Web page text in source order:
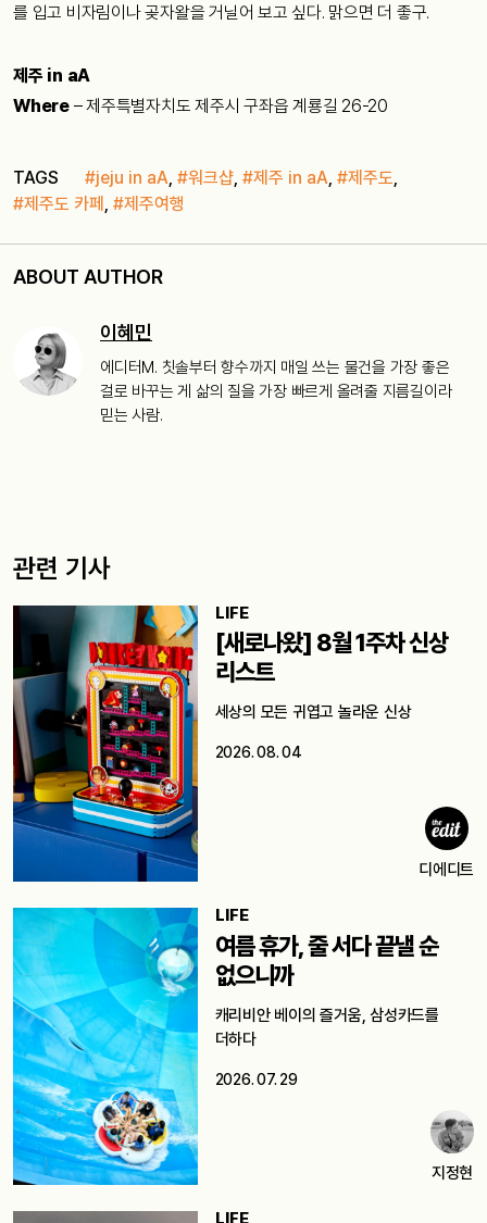
를 입고 비자림이나 곶자왈을 거닐어 보고 싶다. 맑으면 더 좋구.
제주 in aA
Where– 제주특별자치도 제주시 구좌읍 계룡길 26-20
TAGS #jeju in aA #워크샵 #제주 in aA #제주도
#제주도 카페
#제주여행
ABOUT AUTHOR
이혜민
에디터M. 칫솔부터 향수까지 매일 쓰는 물건을 가장 좋은
걸로 바꾸는 게 삶의 질을 가장 빠르게 올려줄 지름길이라
믿는 사람.
관련 기사
LIFE
[새로나왔] 8월 1주차 신상
리스트
세상의 모든 귀엽고 놀라운 신상
2026. 08. 04
디에디트
LIFE
여름 휴가, 줄 서다 끝낼 순
없으니까
캐리비안 베이의 즐거움, 삼성카드를
더하다
2026. 07. 29
지정현
LIFE